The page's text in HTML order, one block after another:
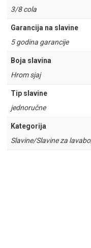
3/8 cola
Garancija na slavine
5 godina garancije
Boja slavina
Hrom sjaj
Tip slavine
jednoručne
Kategorija
Slavine/Slavine za